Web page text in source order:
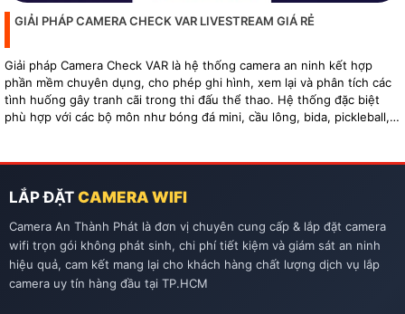
GIẢI PHÁP CAMERA CHECK VAR LIVESTREAM GIÁ RẺ
Giải pháp Camera Check VAR là hệ thống camera an ninh kết hợp
phần mềm chuyên dụng, cho phép ghi hình, xem lại và phân tích các
tình huống gây tranh cãi trong thi đấu thể thao. Hệ thống đặc biệt
phù hợp với các bộ môn như bóng đá mini, cầu lông, bida, pickleball,
LẮP ĐẶT CAMERA WIFI
Camera An Thành Phát là đơn vị chuyên cung cấp & lắp đặt camera
wifi trọn gói không phát sinh, chi phí tiết kiệm và giám sát an ninh
hiệu quả, cam kết mang lại cho khách hàng chất lượng dịch vụ lắp
camera uy tín hàng đầu tại TP.HCM